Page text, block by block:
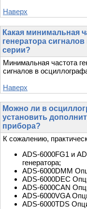
Наверх
Какая минимальная
генератора
серии?
Минимальная частота
сигналов в
Наверх
Можно ли в
установить
прибора?
К сожалению,
ADS-6000FG1 и
генератора;
ADS-6000DMM
ADS-6000DEC
ADS-6000CAN
ADS-6000VGA
ADS-6000TDS